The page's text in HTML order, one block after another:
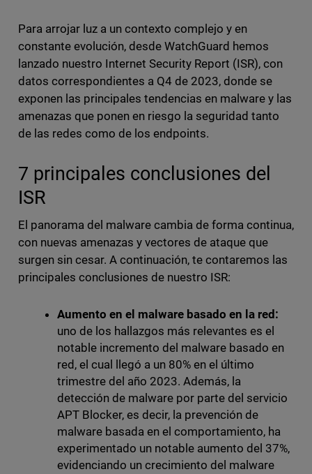
Para arrojar luz a un contexto complejo y en
constante evolución, desde WatchGuard hemos
lanzado nuestro Internet Security Report (ISR), con
datos correspondientes a Q4 de 2023, donde se
exponen las principales tendencias en malware y las
amenazas que ponen en riesgo la seguridad tanto
de las redes como de los endpoints.
7 principales conclusiones del
ISR
El panorama del malware cambia de forma continua,
con nuevas amenazas y vectores de ataque que
surgen sin cesar. A continuación, te contaremos las
principales conclusiones de nuestro ISR:
Aumento en el malware basado en la red:
uno de los hallazgos más relevantes es el
notable incremento del malware basado en
red, el cual llegó a un 80% en el último
trimestre del año 2023. Además, la
detección de malware por parte del servicio
APT Blocker, es decir, la prevención de
malware basada en el comportamiento, ha
experimentado un notable aumento del 37%,
evidenciando un crecimiento del malware